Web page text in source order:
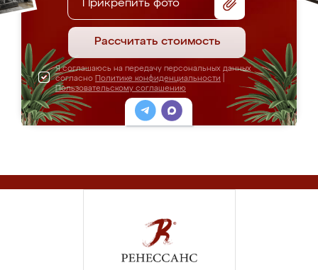
Прикрепить фото
Рассчитать стоимость
Я соглашаюсь на передачу персональных данных
согласно Политике конфиденциальности
Пользовательскому соглашению